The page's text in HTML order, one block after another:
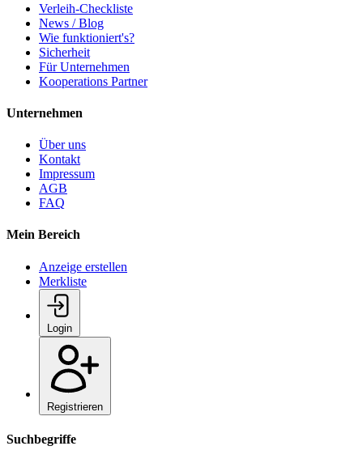
Verleih-Checkliste
News / Blog
Wie funktioniert's?
Sicherheit
Für Unternehmen
Kooperations Partner
Unternehmen
Über uns
Kontakt
Impressum
AGB
FAQ
Mein Bereich
Anzeige erstellen
Merkliste
Login
Registrieren
Suchbegriffe